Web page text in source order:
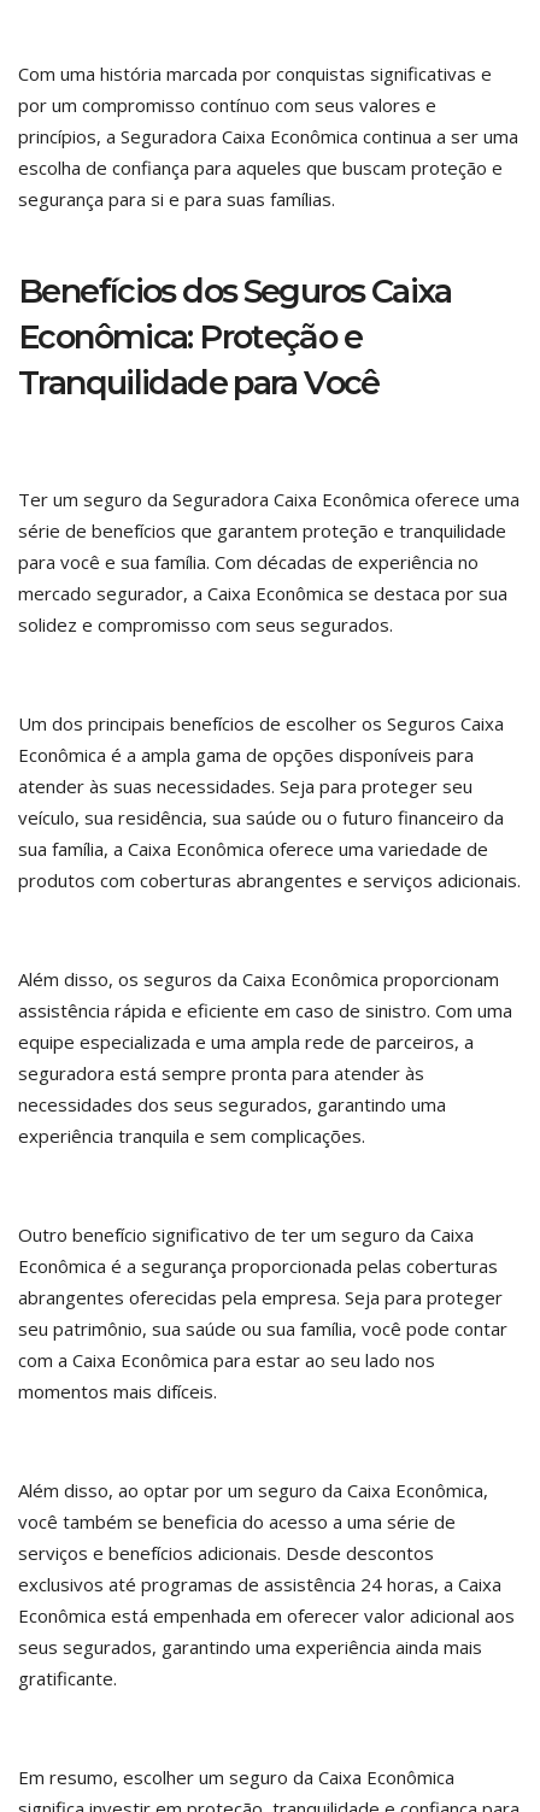
Com uma história marcada por conquistas significativas e
por um compromisso contínuo com seus valores e
princípios, a Seguradora Caixa Econômica continua a ser uma
escolha de confiança para aqueles que buscam proteção e
segurança para si e para suas famílias.
Benefícios dos Seguros Caixa
Econômica: Proteção e
Tranquilidade para Você
Ter um seguro da Seguradora Caixa Econômica oferece uma
série de benefícios que garantem proteção e tranquilidade
para você e sua família. Com décadas de experiência no
mercado segurador, a Caixa Econômica se destaca por sua
solidez e compromisso com seus segurados.
Um dos principais benefícios de escolher os Seguros Caixa
Econômica é a ampla gama de opções disponíveis para
atender às suas necessidades. Seja para proteger seu
veículo, sua residência, sua saúde ou o futuro financeiro da
sua família, a Caixa Econômica oferece uma variedade de
produtos com coberturas abrangentes e serviços adicionais.
Além disso, os seguros da Caixa Econômica proporcionam
assistência rápida e eficiente em caso de sinistro. Com uma
equipe especializada e uma ampla rede de parceiros, a
seguradora está sempre pronta para atender às
necessidades dos seus segurados, garantindo uma
experiência tranquila e sem complicações.
Outro benefício significativo de ter um seguro da Caixa
Econômica é a segurança proporcionada pelas coberturas
abrangentes oferecidas pela empresa. Seja para proteger
seu patrimônio, sua saúde ou sua família, você pode contar
com a Caixa Econômica para estar ao seu lado nos
momentos mais difíceis.
Além disso, ao optar por um seguro da Caixa Econômica,
você também se beneficia do acesso a uma série de
serviços e benefícios adicionais. Desde descontos
exclusivos até programas de assistência 24 horas, a Caixa
Econômica está empenhada em oferecer valor adicional aos
seus segurados, garantindo uma experiência ainda mais
gratificante.
Em resumo, escolher um seguro da Caixa Econômica